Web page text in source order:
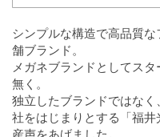
シンプルな構造で高品質
舗ブランド。
メガネブランドとしてス
無く。
独立したブランドではな
社をはじまりとする「福
産声をあげました。